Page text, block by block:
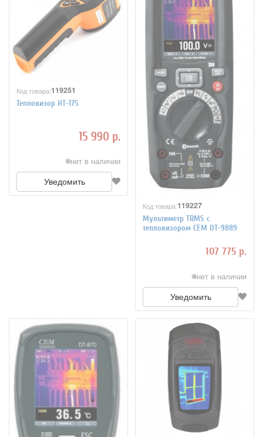
Код товара:119251
Тепловизор HT-175
15 990 р.
нет в наличии
Уведомить
Код товара:119227
Мультиметр TRMS с
тепловизором CEM DT-9889
107 775 р.
нет в наличии
Уведомить